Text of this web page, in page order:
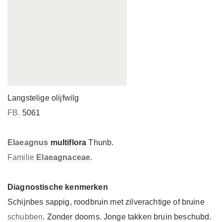
Langstelige olijfwilg
FB. 5061
Elaeagnus multiflora Thunb.
Familie Elaeagnaceae.
Diagnostische kenmerken
Schijnbes sappig, roodbruin met zilverachtige of bruine
schubben. Zonder doorns. Jonge takken bruin beschubd.